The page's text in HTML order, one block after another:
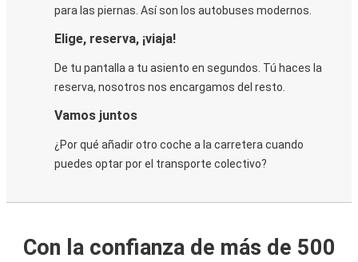
para las piernas. Así son los autobuses modernos.
Elige, reserva, ¡viaja!
De tu pantalla a tu asiento en segundos. Tú haces la
reserva, nosotros nos encargamos del resto.
Vamos juntos
¿Por qué añadir otro coche a la carretera cuando
puedes optar por el transporte colectivo?
Con la confianza de más de 500